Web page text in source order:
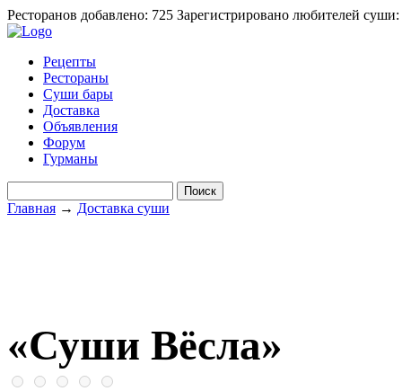
Ресторанов добавлено: 725 Зарегистрировано любителей суши:
Рецепты
Рестораны
Суши бары
Доставка
Объявления
Форум
Гурманы
Главная → Доставка суши
«Суши Вёсла»